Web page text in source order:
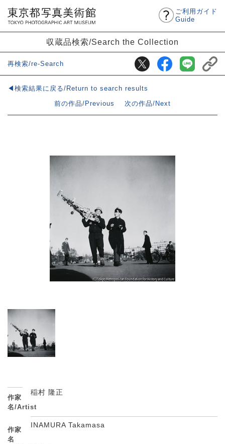
ご利用ガイド
Guide
収蔵品検索/Search the Collection
再検索/re-Search
◀検索結果に戻る/Return to search results
前の作品/Previous
次の作品/Next
作家
名/Artist
稲村 隆正
作家
名
INAMURA Takamasa